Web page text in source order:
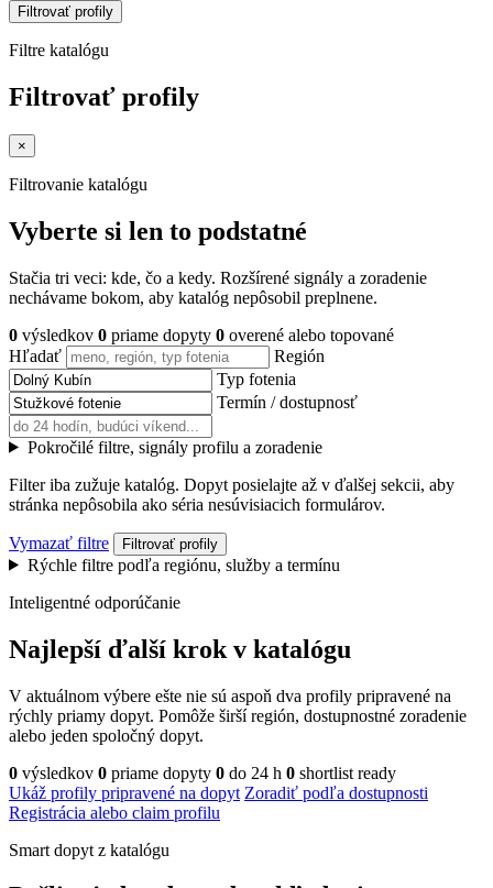
Filtrovať profily
Filtre katalógu
Filtrovať profily
×
Filtrovanie katalógu
Vyberte si len to podstatné
Stačia tri veci: kde, čo a kedy. Rozšírené signály a zoradenie
nechávame bokom, aby katalóg nepôsobil preplnene.
0 výsledkov 0 priame dopyty 0 overené alebo topované
Hľadať
Región
Typ fotenia
Termín / dostupnosť
Pokročilé filtre, signály profilu a zoradenie
Filter iba zužuje katalóg. Dopyt posielajte až v ďalšej sekcii, aby
stránka nepôsobila ako séria nesúvisiacich formulárov.
Vymazať filtre Filtrovať profily
Rýchle filtre podľa regiónu, služby a termínu
Inteligentné odporúčanie
Najlepší ďalší krok v katalógu
V aktuálnom výbere ešte nie sú aspoň dva profily pripravené na
rýchly priamy dopyt. Pomôže širší región, dostupnostné zoradenie
alebo jeden spoločný dopyt.
0 výsledkov 0 priame dopyty 0 do 24 h 0 shortlist ready
Ukáž profily pripravené na dopyt Zoradiť podľa dostupnosti
Registrácia alebo claim profilu
Smart dopyt z katalógu